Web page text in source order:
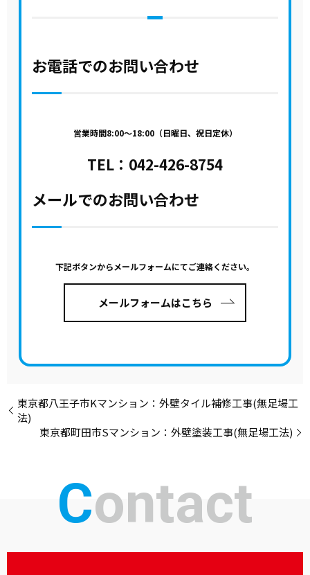
お電話でのお問い合わせ
営業時間8:00～18:00（日曜日、祝日定休）
TEL： 042-426-8754
メールでのお問い合わせ
下記ボタンからメールフォームにてご連絡ください。
メールフォームはこちら
東京都八王子市Kマンション：外壁タイル補修工事(無足場工
法)
東京都町田市Sマンション：外壁塗装工事(無足場工法)
Contact